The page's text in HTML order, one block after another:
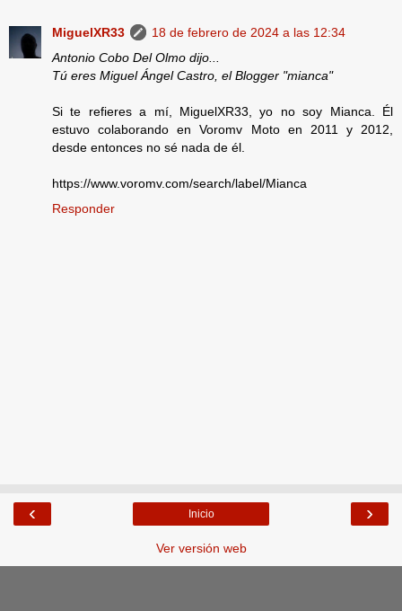
MiguelXR33
18 de febrero de 2024 a las 12:34
Antonio Cobo Del Olmo dijo...
Tú eres Miguel Ángel Castro, el Blogger "mianca"
Si te refieres a mí, MiguelXR33, yo no soy Mianca. Él
estuvo colaborando en Voromv Moto en 2011 y 2012,
desde entonces no sé nada de él.
https://www.voromv.com/search/label/Mianca
Responder
‹ ›
Inicio
Ver versión web